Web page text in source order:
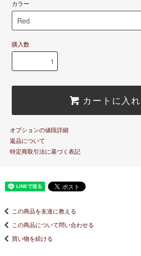
カラー
購入数
カートに入
オプションの値段詳細
返品について
特定商取引法に基づく表記
この商品を友達に教える
この商品について問い合わせる
買い物を続ける